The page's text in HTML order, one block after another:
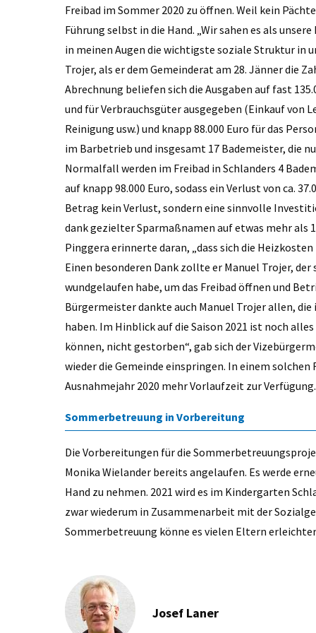
Freibad im Sommer 2020 zu öffnen. Weil kein
Führung selbst in die Hand. „Wir sahen es als
in meinen Augen die wichtigste soziale Struktur in
Trojer, als er dem Gemeinderat am 28. Jänner die
Abrechnung beliefen sich die Ausgaben auf fast
und für Verbrauchsgüter ausgegeben (Einkauf
Reinigung usw.) und knapp 88.000 Euro für das
im Barbetrieb und insgesamt 17 Bademeister, die
Normalfall werden im Freibad in Schlanders 4
auf knapp 98.000 Euro, sodass ein Verlust von ca.
Betrag kein Verlust, sondern eine sinnvolle
dank gezielter Sparmaßnamen auf etwas mehr als
Pinggera erinnerte daran, „dass sich die
Einen besonderen Dank zollte er Manuel Trojer,
wundgelaufen habe, um das Freibad öffnen und
Bürgermeister dankte auch Manuel Trojer allen,
haben. Im Hinblick auf die Saison 2021 ist noch
können, nicht gestorben“, gab sich der
wieder die Gemeinde einspringen. In einem
Ausnahmejahr 2020 mehr Vorlaufzeit zur Verfügung.
Sommerbetreuung in Vorbereitung
Die Vorbereitungen für die
Monika Wielander bereits angelaufen. Es werde
Hand zu nehmen. 2021 wird es im Kindergarten
zwar wiederum in Zusammenarbeit mit der
Sommerbetreuung könne es vielen Eltern
Josef Laner